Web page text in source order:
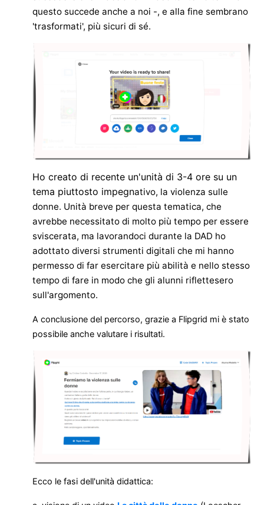
questo succede anche a noi -, e alla fine sembrano
'trasformati', più sicuri di sé.
Ho creato di recente un'unità di 3-4 ore su un
tema piuttosto impegnativo, la violenza sulle
donne. Unità breve per questa tematica, che
avrebbe necessitato di molto più tempo per essere
sviscerata, ma lavorandoci durante la DAD ho
adottato diversi strumenti digitali che mi hanno
permesso di far esercitare più abilità e nello stesso
tempo di fare in modo che gli alunni riflettesero
sull'argomento.
A conclusione del percorso, grazie a Flipgrid mi è stato
possibile anche valutare i risultati.
Ecco le fasi dell'unità didattica: